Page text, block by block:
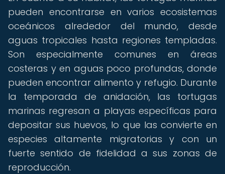
pueden encontrarse en varios ecosistemas
oceánicos alrededor del mundo, desde
aguas tropicales hasta regiones templadas.
Son especialmente comunes en áreas
costeras y en aguas poco profundas, donde
pueden encontrar alimento y refugio. Durante
la temporada de anidación, las tortugas
marinas regresan a playas específicas para
depositar sus huevos, lo que las convierte en
especies altamente migratorias y con un
fuerte sentido de fidelidad a sus zonas de
reproducción.